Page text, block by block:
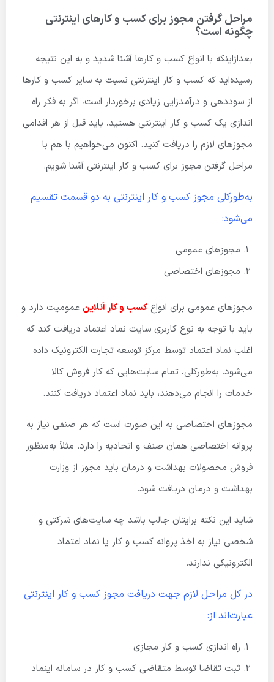
مراحل گرفتن مجوز برای کسب و کارهای اینترنتی
چگونه است؟
بعدازاینکه با انواع کسب و کارها آشنا شدید و به این نتیجه
رسیده‌اید که کسب و کار اینترنتی نسبت به سایر کسب و کارها
از سوددهی و درآمدزایی زیادی برخوردار است، اگر به فکر راه
اندازی یک کسب و کار اینترنتی هستید، باید قبل از هر اقدامی
مجوزهای لازم را دریافت کنید. اکنون می‌خواهیم با هم با
مراحل گرفتن مجوز برای کسب و کار اینترنتی آشنا شویم.
به‌طورکلی مجوز کسب و کار اینترنتی به دو قسمت تقسیم
می‌شود:
مجوزهای عمومی
مجوزهای اختصاصی
مجوزهای عمومی برای انواع کسب و کار آنلاین عمومیت دارد و
باید با توجه به نوع کاربری سایت نماد اعتماد دریافت کند که
اغلب نماد اعتماد توسط مرکز توسعه تجارت الکترونیک داده
می‌شود. به‌طورکلی، تمام سایت‌هایی که کار فروش کالا
خدمات را انجام می‌دهند، باید نماد اعتماد دریافت کنند.
مجوزهای اختصاصی به این صورت است که هر صنفی نیاز به
پروانه اختصاصی همان صنف و اتحادیه را دارد. مثلاً به‌منظور
فروش محصولات بهداشت و درمان باید مجوز از وزارت
بهداشت و درمان دریافت شود.
شاید این نکته برایتان جالب باشد چه سایت‌های شرکتی و
شخصی نیاز به اخذ پروانه کسب و کار یا نماد اعتماد
الکترونیکی ندارند.
در کل مراحل لازم جهت دریافت مجوز کسب و کار اینترنتی
عبارت‌اند از:
راه اندازی کسب و کار مجازی
ثبت تقاضا توسط متقاضی کسب و کار در سامانه اینماد